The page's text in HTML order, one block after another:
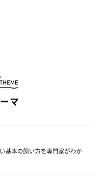
マ
基本の飼い方を専門家がわか